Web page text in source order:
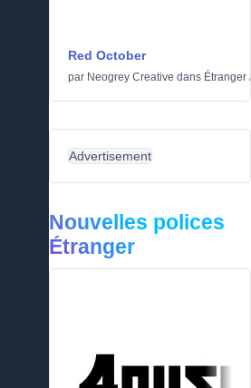
Red October
par Neogrey Creative dans Étranger
Advertisement
Nouvelles polices
Étranger